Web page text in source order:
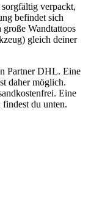
verpackt,
befindet sich
Wandtattoos
gleich deiner
Partner DHL. Eine
daher möglich.
Eine
du unten.